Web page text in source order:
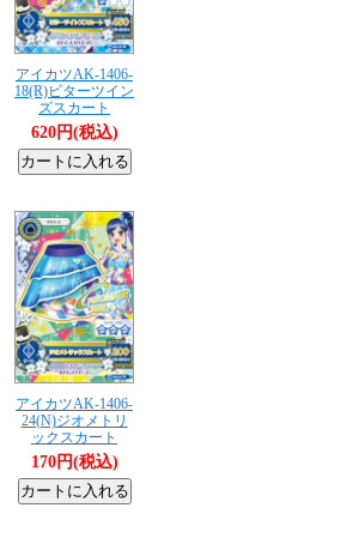
アイカツAK-1406-
18(R)ビターツイン
ズスカート
620円(税込)
アイカツAK-1406-
24(N)ジオメトリ
ックスカート
170円(税込)